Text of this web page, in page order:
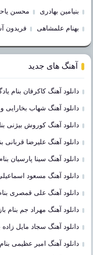
بنیامین بهادری محسن
بهنام علمشاهی فریدون
آهنگ های جدید
دانلود آهنگ کاکرفان بنام
دانلود آهنگ شهاب بخارایی
دانلود آهنگ کوروش بیژنی
دانلود آهنگ علیرضا قربانی
دانلود آهنگ سینا پارسیان
دانلود آهنگ مسعود
دانلود آهنگ علی قمصری
دانلود آهنگ مهراد جم بنام
دانلود آهنگ سجاد مایل زاده
دانلود آهنگ امیر عظیمی